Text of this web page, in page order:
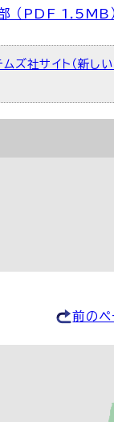
（PDF 1.5MB）
ズ社サイト（新しい
前のペ